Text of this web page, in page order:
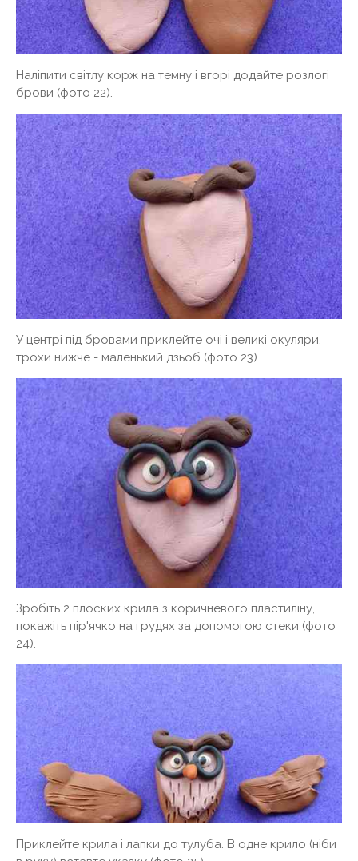
Наліпити світлу корж на темну і вгорі додайте розлогі
брови (фото 22).
У центрі під бровами приклейте очі і великі окуляри,
трохи нижче - маленький дзьоб (фото 23).
Зробіть 2 плоских крила з коричневого пластиліну,
покажіть пір'ячко на грудях за допомогою стеки (фото
24).
Приклейте крила і лапки до тулуба. В одне крило (ніби